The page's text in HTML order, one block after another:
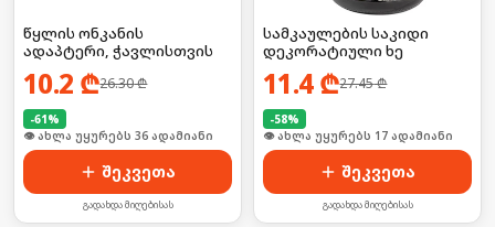
წყლის ონკანის
ადაპტერი, ჭავლისთვის
10.2 ₾26.30₾
-61%
🛒 ბოლო 24სთ-ში იყიდა 48-მა
შეკვეთა
გადახდა მიღებისას
სამკაულების საკიდი
დეკორატიული ხე
11.4₾27.45₾
-58%
🛒 ბოლო 24სთ-ში იყიდა 27-მა
შეკვეთა
გადახდა მიღებისას